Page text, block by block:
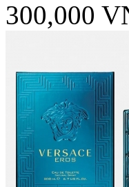
300,000